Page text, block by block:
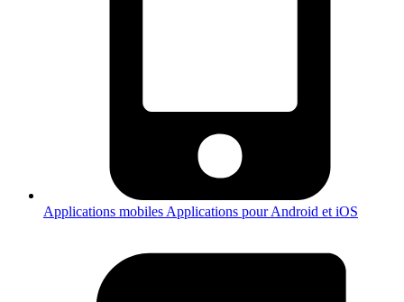
Applications mobiles Applications pour Android et iOS